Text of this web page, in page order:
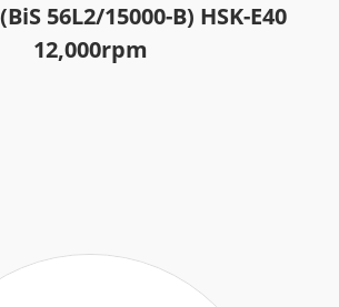
56L2/15000-B) HSK-E40
12,000rpm